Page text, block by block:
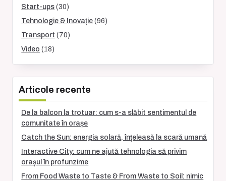
Start-ups (30)
Tehnologie & Inovație (96)
Transport (70)
Video (18)
Articole recente
De la balcon la trotuar: cum s-a slăbit sentimentul de
comunitate în orașe
Catch the Sun: energia solară, înțeleasă la scară umană
Interactive City: cum ne ajută tehnologia să privim
orașul în profunzime
From Food Waste to Taste & From Waste to Soil: nimic